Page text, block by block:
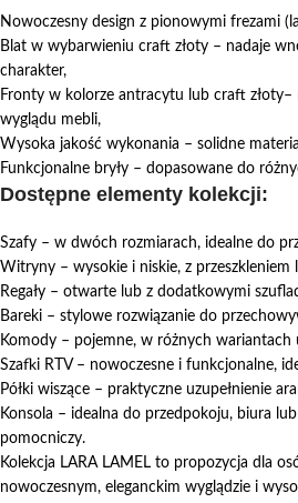
Nowoczesny design z pionowymi frezami
Blat w wybarwieniu craft złoty – nadaje
charakter,
Fronty w kolorze antracytu lub craft złoty–
wyglądu mebli,
Wysoka jakość wykonania – solidne
Funkcjonalne bryły – dopasowane do
Dostępne elementy kolekcji:
Szafy – w dwóch rozmiarach, idealne do
Witryny – wysokie i niskie, z przeszkleniem
Regały – otwarte lub z dodatkowymi
Bareki – stylowe rozwiązanie do
Komody – pojemne, w różnych wariantach
Szafki RTV – nowoczesne i funkcjonalne,
Półki wiszące – praktyczne uzupełnienie
Konsola – idealna do przedpokoju, biura
pomocniczy.
Kolekcja LARA LAMEL to propozycja dla
nowoczesnym, eleganckim wyglądzie i